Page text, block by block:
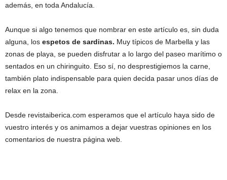
además, en toda Andalucía.
Aunque si algo tenemos que nombrar en este artículo es, sin duda
alguna, los espetos de sardinas. Muy típicos de Marbella y las
zonas de playa, se pueden disfrutar a lo largo del paseo marítimo o
sentados en un chiringuito. Eso sí, no desprestigiemos la carne,
también plato indispensable para quien decida pasar unos días de
relax en la zona.
Desde revistaiberica.com esperamos que el artículo haya sido de
vuestro interés y os animamos a dejar vuestras opiniones en los
comentarios de nuestra página web.